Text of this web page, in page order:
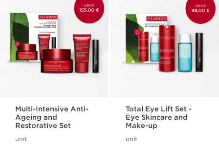
Multi-Intensive Anti-
Ageing and
Restorative Set
unit
Total Eye Lift Set -
Eye Skincare and
Make-up
unit